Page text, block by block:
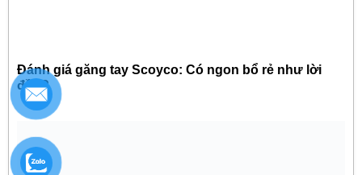
Đánh giá găng tay Scoyco: Có ngon bổ rẻ như lời
đồn?